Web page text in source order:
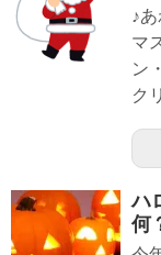
♪
マ
ン
ク
ハ
何